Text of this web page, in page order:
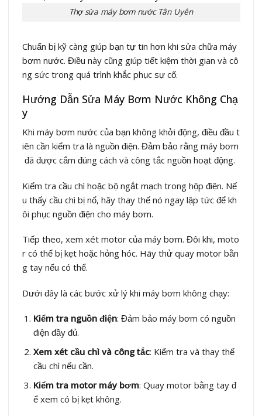
Thợ sửa máy bơm nước Tân Uyên
Chuẩn bị kỹ càng giúp bạn tự tin hơn khi sửa chữa máy
bơm nước. Điều này cũng giúp tiết kiệm thời gian và cô
ng sức trong quá trình khắc phục sự cố.
Hướng Dẫn Sửa Máy Bơm Nước Không Chạ
y
Khi máy bơm nước của bạn không khởi động, điều đầu t
iên cần kiểm tra là nguồn điện. Đảm bảo rằng máy bơm
đã được cắm đúng cách và công tắc nguồn hoạt động.
Kiểm tra cầu chì hoặc bộ ngắt mạch trong hộp điện. Nế
u thấy cầu chì bị nổ, hãy thay thế nó ngay lập tức để kh
ôi phục nguồn điện cho máy bơm.
Tiếp theo, xem xét motor của máy bơm. Đôi khi, moto
r có thể bị kẹt hoặc hỏng hóc. Hãy thử quay motor bằn
g tay nếu có thể.
Dưới đây là các bước xử lý khi máy bơm không chạy:
Kiểm tra nguồn điện: Đảm bảo máy bơm có nguồn
điện đầy đủ.
Xem xét cầu chì và công tắc: Kiểm tra và thay thế
cầu chì nếu cần.
Kiểm tra motor máy bơm: Quay motor bằng tay đ
ể xem có bị kẹt không.